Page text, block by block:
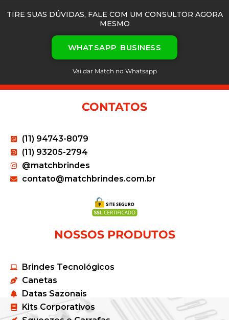
TIRE SUAS DÚVIDAS, FALE COM UM CONSULTOR AGORA
MESMO
WHATSAPP BUSINESS
Vai dar Match no Whatsapp
CONTATOS
(11) 94743-8079
(11) 93205-2794
@matchbrindes
contato@matchbrindes.com.br
NOSSOS PRODUTOS
Brindes Tecnológicos
Canetas
Datas Sazonais
Kits Corporativos